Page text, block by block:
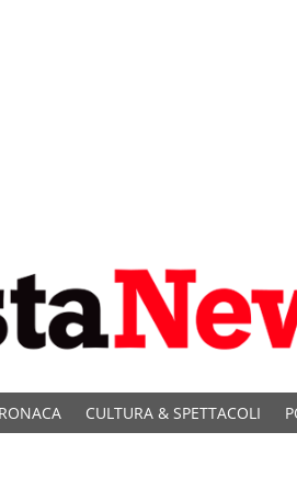
CULTURA & SPETTACOLI